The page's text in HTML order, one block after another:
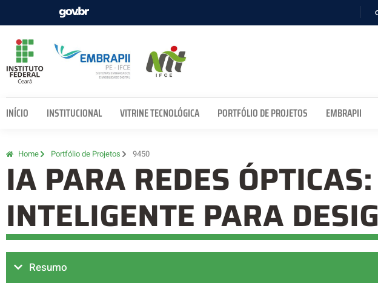
INÍCIO INSTITUCIONAL VITRINE TECNOLÓGICA PORTFÓLIO DE PROJETOS EMBRAPII
Home Portfólio de Projetos 9450
IA PARA REDES
INTELIGENTE PARA
Resumo